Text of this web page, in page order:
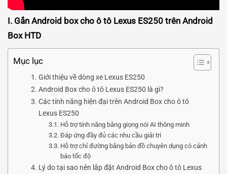
I. Gắn Android box cho ô tô Lexus ES250 trên Android
Box HTD
Mục lục
Giới thiệu về dòng xe Lexus ES250
Android Box cho ô tô Lexus ES250 là gì?
Các tính năng hiện đại trên Android Box cho ô tô
Lexus ES250
Hỗ trợ tính năng bằng giọng nói AI thông minh
Đáp ứng đầy đủ các nhu cầu giải trí
Hỗ trợ chỉ đường bằng bản đồ chuyên dụng có cảnh
báo tốc độ
Lý do tại sao nên lắp đặt Android Box cho ô tô Lexus